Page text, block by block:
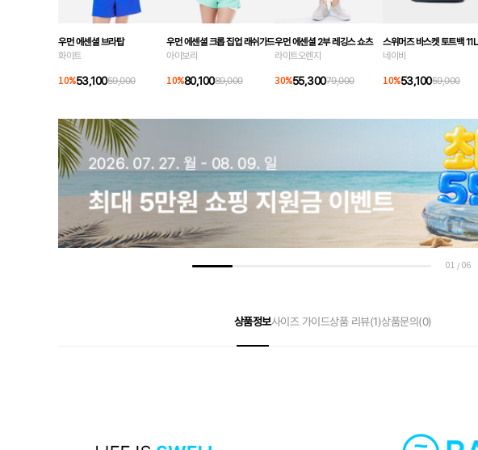
우먼 에센셜 브라탑
화이트
10%53,10059,000
우먼 에센셜 크롭 집업 래쉬가드
아이보리
10%80,10089,000
우먼 에센셜 2부 레깅스 쇼츠
라이트오렌지
30%55,30079,000
스위머즈 바스켓 토트백 11L
네이비
10%53,10059,000
01 / 06
상품정보사이즈 가이드상품 리뷰(1)상품문의(0)